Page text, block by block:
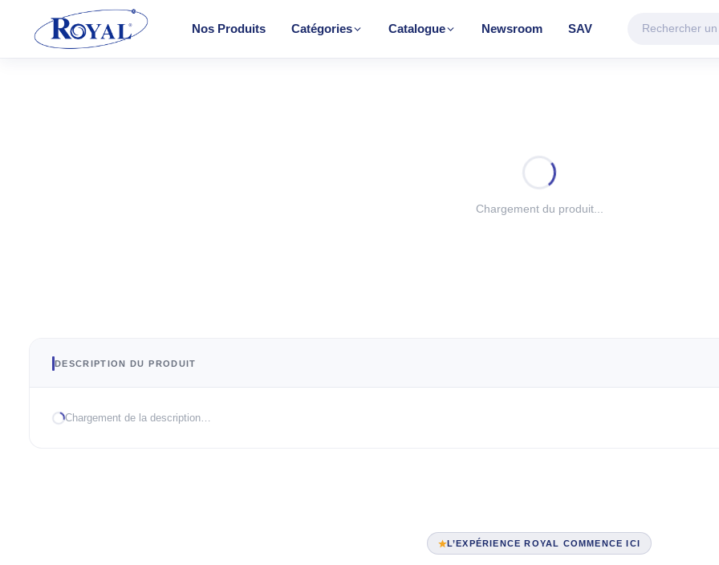
Nos Produits Catégories Catalogue Newsroom SAV
TRAITEMENT D'AIR
Chargement du produit...
DESCRIPTION DU PRODUIT
Chargement de la description…
L’EXPÉRIENCE ROYAL COMMENCE ICI